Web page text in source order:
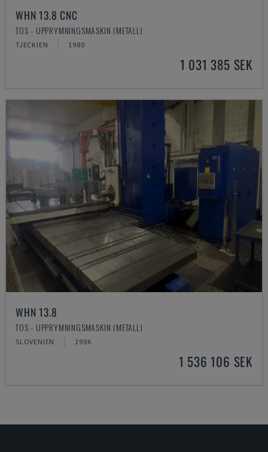
WHN 13.8 CNC
TOS - UPPRYMNINGSMASKIN (METALL)
TJECKIEN 1980
1 031 385 SEK
WHN 13.8
TOS - UPPRYMNINGSMASKIN (METALL)
SLOVENIEN 1996
1 536 106 SEK